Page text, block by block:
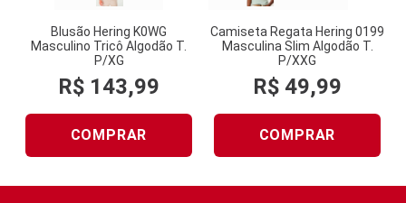
Blusão Hering K0WG
Masculino Tricô Algodão T.
P/XG
R$ 143,99
COMPRAR
Camiseta Regata Hering 0199
Masculina Slim Algodão T.
P/XXG
R$ 49,99
COMPRAR